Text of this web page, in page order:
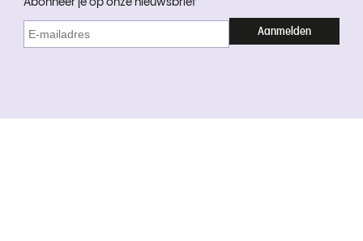
Abonneer je op onze nieuwsbrief